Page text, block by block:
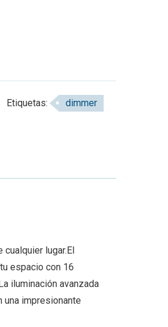
Etiquetas:
dimmer
lugar.El
espacio con 16
iluminación avanzada
una impresionante